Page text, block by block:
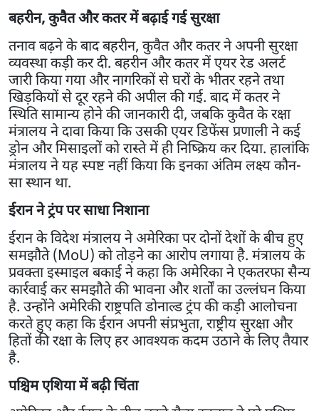
बहरीन, कुवैत और कतर में बढ़ाई गई सुरक्षा
तनाव बढ़ने के बाद बहरीन, कुवैत और कतर ने अपनी सुरक्षा
व्यवस्था कड़ी कर दी. बहरीन और कतर में एयर रेड अलर्ट
जारी किया गया और नागरिकों से घरों के भीतर रहने तथा
खिड़कियों से दूर रहने की अपील की गई. बाद में कतर ने
स्थिति सामान्य होने की जानकारी दी, जबकि कुवैत के रक्षा
मंत्रालय ने दावा किया कि उसकी एयर डिफेंस प्रणाली ने कई
ड्रोन और मिसाइलों को रास्ते में ही निष्क्रिय कर दिया. हालांकि
मंत्रालय ने यह स्पष्ट नहीं किया कि इनका अंतिम लक्ष्य कौन-
सा स्थान था.
ईरान ने ट्रंप पर साधा निशाना
ईरान के विदेश मंत्रालय ने अमेरिका पर दोनों देशों के बीच हुए
समझौते (MoU) को तोड़ने का आरोप लगाया है. मंत्रालय के
प्रवक्ता इस्माइल बकाई ने कहा कि अमेरिका ने एकतरफा सैन्य
कार्रवाई कर समझौते की भावना और शर्तों का उल्लंघन किया
है. उन्होंने अमेरिकी राष्ट्रपति डोनाल्ड ट्रंप की कड़ी आलोचना
करते हुए कहा कि ईरान अपनी संप्रभुता, राष्ट्रीय सुरक्षा और
हितों की रक्षा के लिए हर आवश्यक कदम उठाने के लिए तैयार
है.
पश्चिम एशिया में बढ़ी चिंता